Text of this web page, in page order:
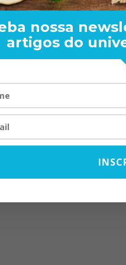
nossa
artigos do